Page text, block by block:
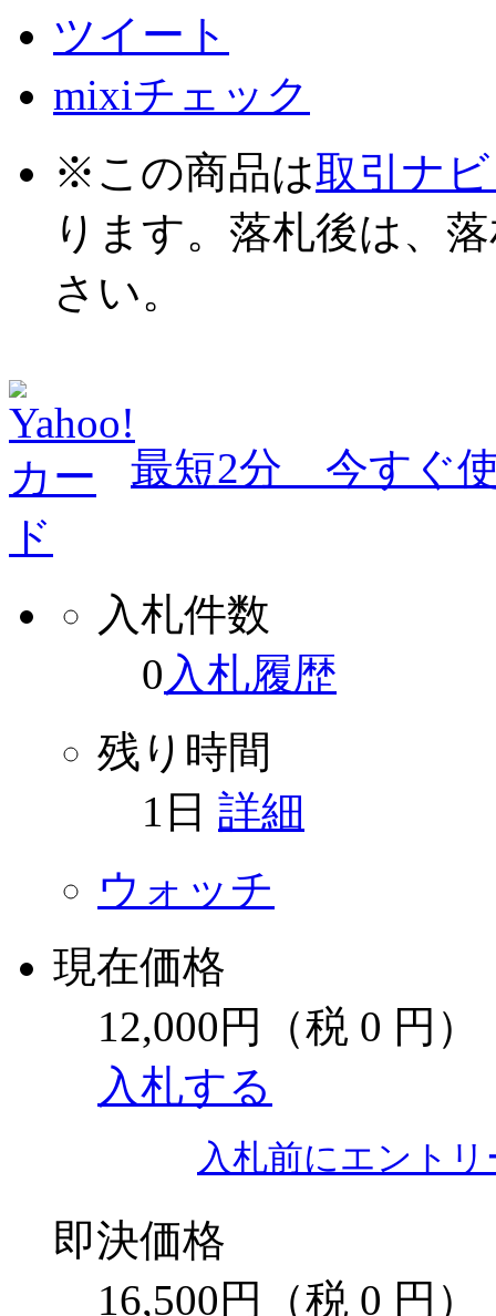
ツイート
mixiチェック
※ この商品は取引ナ
ります。落札後は、
さい。
最短2分 今すぐ
入札件数
0入札履歴
残り時間
1 日 詳細
ウォッチ
現在価格
12,000円
（税 0 円）
入札する
入札前にエント
即決価格
16,500円
（税 0 円）